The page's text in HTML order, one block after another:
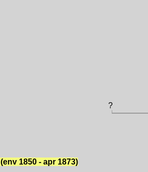
?
(env 1850 - apr 1873)